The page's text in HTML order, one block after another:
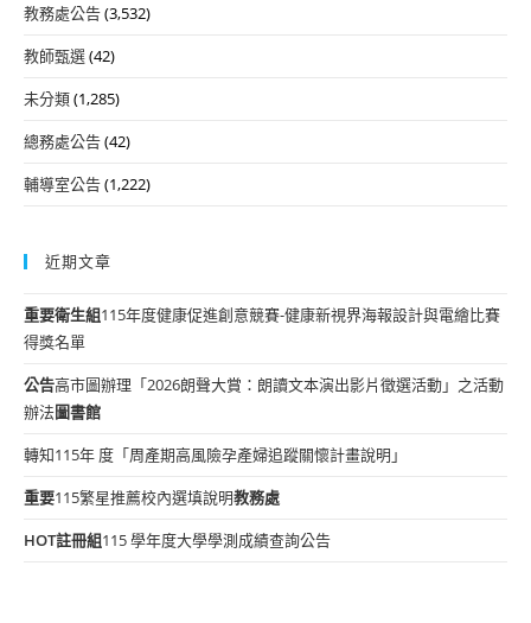
教務處公告(3,532)
教師甄選(42)
未分類(1,285)
總務處公告(42)
輔導室公告(1,222)
近期文章
重要衛生組115年度健康促進創意競賽-健康新視界海報設計與電繪比賽
得獎名單
公告高市圖辦理「2026朗聲大賞：朗讀文本演出影片徵選活動」之活動
辦法圖書館
轉知115年 度「周產期高風險孕產婦追蹤關懷計畫說明」
重要115繁星推薦校內選填說明教務處
HOT註冊組115 學年度大學學測成績查詢公告